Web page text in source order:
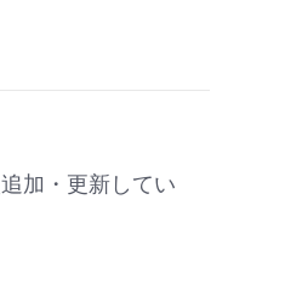
加・更新してい